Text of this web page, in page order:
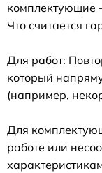
комплектующие
Что считается
Для работ:
который
(например,
Для
работе или